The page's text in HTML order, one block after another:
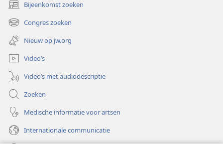
Bijeenkomst zoeken
(opent
nieuw
venster)
Congres zoeken
(opent
nieuw
venster)
Nieuw op jw.org
Video’s
Video’s met audiodescriptie
Zoeken
Medische informatie voor artsen
Internationale communicatie